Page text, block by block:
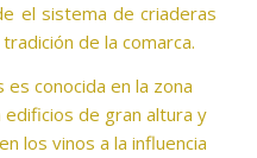
el sistema de criaderas
de la comarca.
conocida en la zona
edificios de gran altura y
los vinos a la influencia